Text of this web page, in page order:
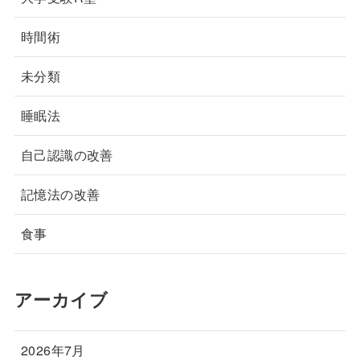
時間術
未分類
睡眠法
自己認識の改善
記憶法の改善
食事
アーカイブ
2026年7月